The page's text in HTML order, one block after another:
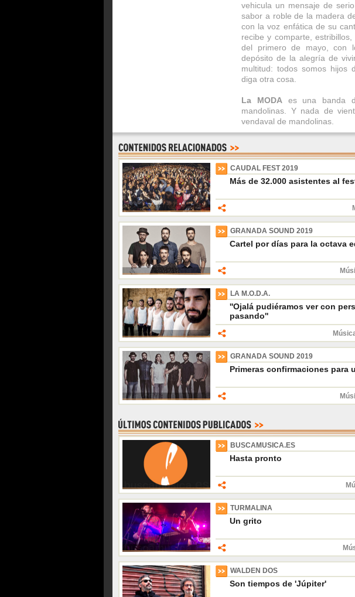
vehicula un mensaje de
sabor a roble de la madera
con la voz enfática de su
recibe y comparte,
del primero de mayo, con
depósito de la alegría de
multitud: todos somos hijos
diga otra cosa.
La MODA es una banda
mandolinas. Y nada de
vendaval de mandolinas.
CAUDAL FEST 2019
Más de 32.000 asistentes al
GRANADA SOUND 2019
Cartel por días para la octava
LA M.O.D.A.
''Ojalá pudiéramos ver con
pasando''
GRANADA SOUND 2019
Primeras confirmaciones para
BUSCAMUSICA.ES
Hasta pronto
TURMALINA
Un grito
WALDEN DOS
Son tiempos de 'Júpiter'